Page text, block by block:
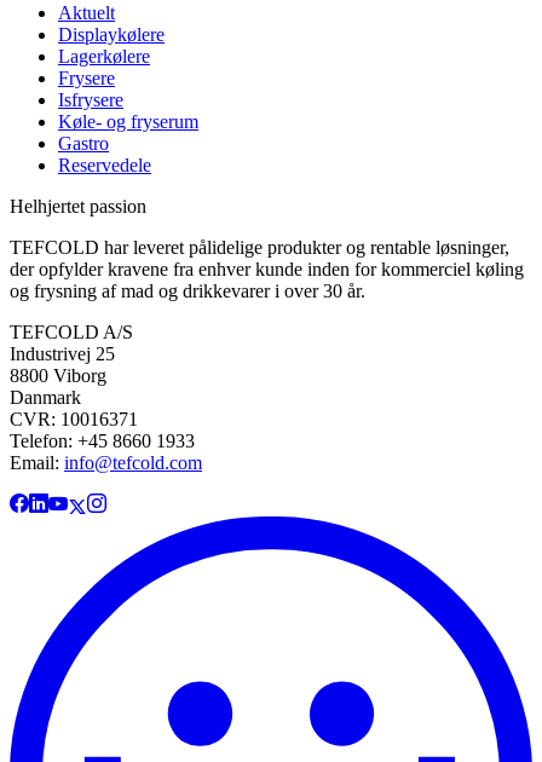
Aktuelt
Displaykølere
Lagerkølere
Frysere
Isfrysere
Køle- og fryserum
Gastro
Reservedele
Helhjertet passion
TEFCOLD har leveret pålidelige produkter og rentable løsninger,
der opfylder kravene fra enhver kunde inden for kommerciel køling
og frysning af mad og drikkevarer i over 30 år.
TEFCOLD A/S
Industrivej 25
8800 Viborg
Danmark
CVR: 10016371
Telefon: +45 8660 1933
Email: info@tefcold.com